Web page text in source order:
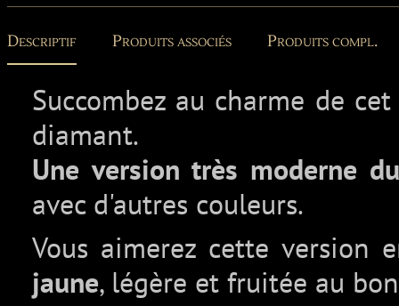
Descriptif Produits associés Produits compl.
Succombez au charme de
diamant.
Une version très moderne
avec d'autres couleurs.
Vous aimerez cette version
jaune, légère et fruitée au